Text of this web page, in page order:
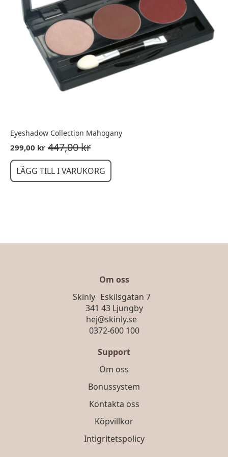
Eyeshadow Collection Mahogany
447,00kr
Det
ursprungliga
priset
var:
299,00 kr
Det
nuvarande
priset
är:
LÄGG TILL I VARUKORG
Om oss
Skinly Eskilsgatan 7
341 43 Ljungby
hej@skinly.se
0372-600 100
Support
Om oss
Bonussystem
Kontakta oss
Köpvillkor
Intigritetspolicy